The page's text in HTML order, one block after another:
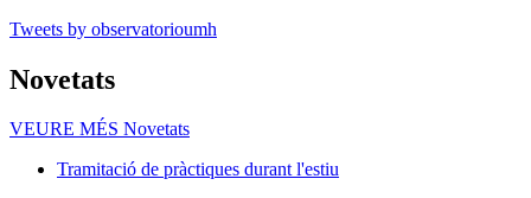
Tweets by observatorioumh
Novetats
VEURE MÉS Novetats
Tramitació de pràctiques durant l'estiu